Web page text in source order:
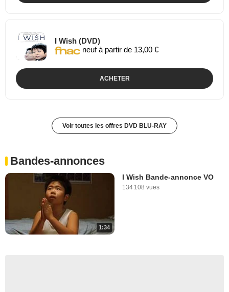
I Wish (DVD)
neuf à partir de 13,00 €
ACHETER
Voir toutes les offres DVD BLU-RAY
Bandes-annonces
1:34
I Wish Bande-annonce VO
134 108 vues